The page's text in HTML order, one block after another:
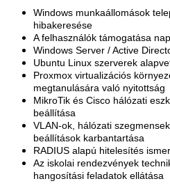
Windows munkaállomások
hibakeresése
A felhasználók támogatása
Windows Server / Active
Ubuntu Linux szerverek
Proxmox virtualizációs
megtanulására való nyitottság
MikroTik és Cisco hálózati
beállítása
VLAN-ok, hálózati
beállítások karbantartása
RADIUS alapú hitelesítés
Az iskolai rendezvények
hangosítási feladatok ellátása